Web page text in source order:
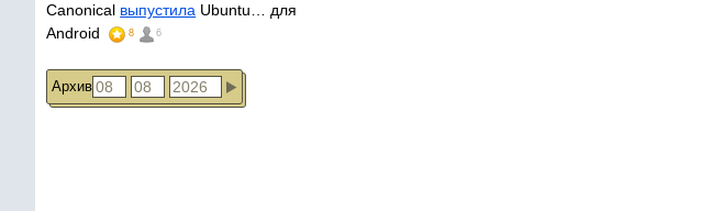
Canonical выпустила Ubuntu… для
Android
8 6
Архив